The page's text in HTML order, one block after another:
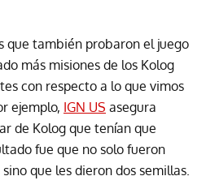
que también probaron el juego
más misiones de los Kolog
con respecto a lo que vimos
ejemplo, IGN US asegura
de Kolog que tenían que
fue que no solo fueron
que les dieron dos semillas.